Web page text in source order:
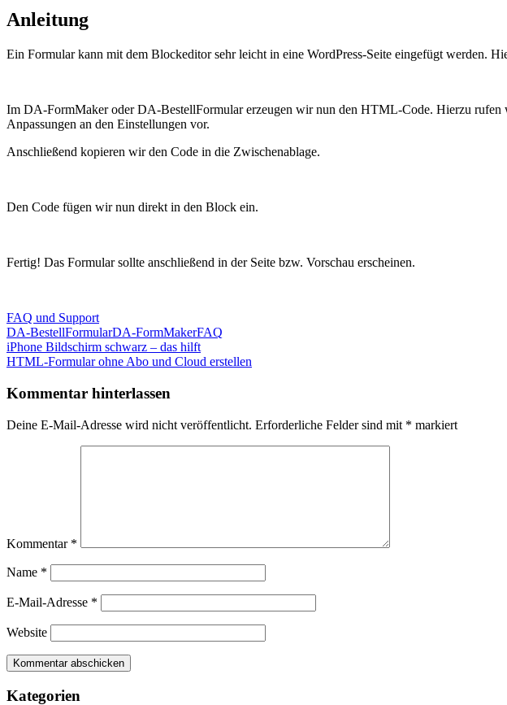
Anleitung
Ein Formular kann mit dem Blockeditor sehr leicht in eine WordPress-Seite eingefügt werden.
Im DA-FormMaker oder DA-BestellFormular erzeugen wir nun den HTML-Code. Hierzu rufen
Anpassungen an den Einstellungen vor.
Anschließend kopieren wir den Code in die Zwischenablage.
Den Code fügen wir nun direkt in den Block ein.
Fertig! Das Formular sollte anschließend in der Seite bzw. Vorschau erscheinen.
FAQ und Support
DA-BestellFormularDA-FormMakerFAQ
Beitragsnavigation
Vorheriger
Beitrag:
iPhone Bildschirm schwarz – das hilft
Nächster
HTML-Formular ohne Abo und Cloud erstellen
Kommentar hinterlassen
Deine E-Mail-Adresse wird nicht veröffentlicht. Erforderliche Felder sind mit * markiert
Kommentar *
Name *
E-Mail-Adresse *
Website
Kategorien